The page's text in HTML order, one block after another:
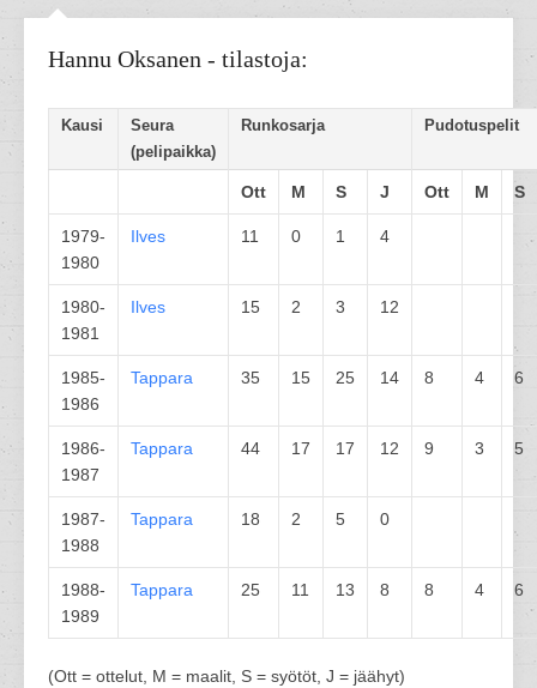
Hannu Oksanen - tilastoja:
Kausi
Seura
(pelipaikka)
Runkosarja Pudotuspelit
Ott M S J Ott M S
1979-
1980
Ilves 11 0 1 4
1980-
1981
Ilves 15 2 3 12
1985-
1986
Tappara 35 15 25 14 8 4 6
1986-
1987
Tappara 44 17 17 12 9 3 5
1987-
1988
Tappara 18 2 5 0
1988-
1989
Tappara 25 11 13 8 8 4 6
(Ott = ottelut, M = maalit, S = syötöt, J = jäähyt)